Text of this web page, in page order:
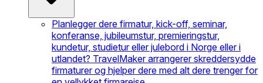
Planlegger dere firmatur, kick-off, seminar,
konferanse, jubileumstur, premieringstur,
kundetur, studietur eller julebord i Norge eller i
utlandet? TravelMaker arrangerer skreddersydde
firmaturer og hjelper dere med alt dere trenger for